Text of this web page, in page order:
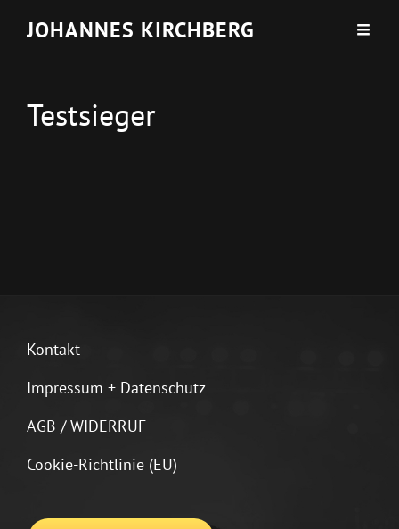
JOHANNES KIRCHBERG
Testsieger
Kontakt
Impressum + Datenschutz
AGB / WIDERRUF
Cookie-Richtlinie (EU)